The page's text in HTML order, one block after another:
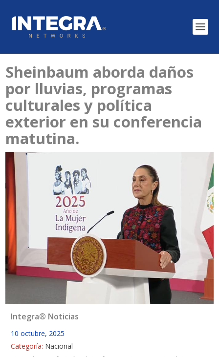
Sheinbaum aborda daños
por lluvias, programas
culturales y política
exterior en su conferencia
matutina.
Integra® Noticias
10 octubre, 2025
Categoría: Nacional